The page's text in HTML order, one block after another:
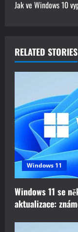
t
a
v
g
t
i
o
n
Jak ve Windows 10
RELATED STORIES
Windows 11
Windows 11 se
aktualizace: